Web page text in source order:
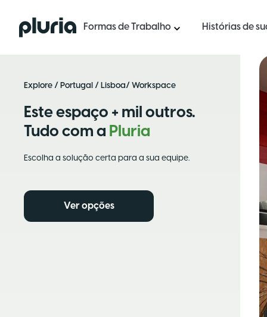
Logo Pluria Formas de Trabalho Histórias de
Explore / Portugal / Lisboa/ Workspace
Este espaço + mil outros.
Tudo com a Pluria
Escolha a solução certa para a sua equipe.
Ver opções